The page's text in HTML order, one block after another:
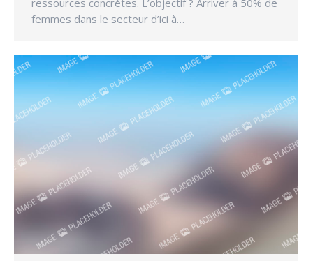
ressources concrètes. L’objectif ? Arriver à 50% de
femmes dans le secteur d’ici à…